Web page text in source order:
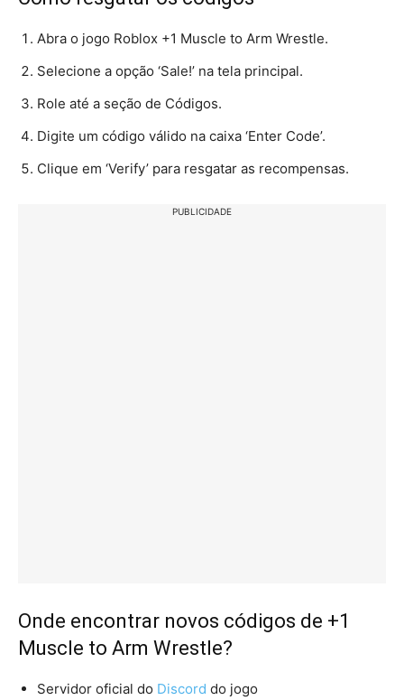
Abra o jogo Roblox +1 Muscle to Arm Wrestle.
Selecione a opção ‘Sale!’ na tela principal.
Role até a seção de Códigos.
Digite um código válido na caixa ‘Enter Code’.
Clique em ‘Verify’ para resgatar as recompensas.
PUBLICIDADE
Onde encontrar novos códigos de +1
Muscle to Arm Wrestle?
Servidor oficial do Discord do jogo